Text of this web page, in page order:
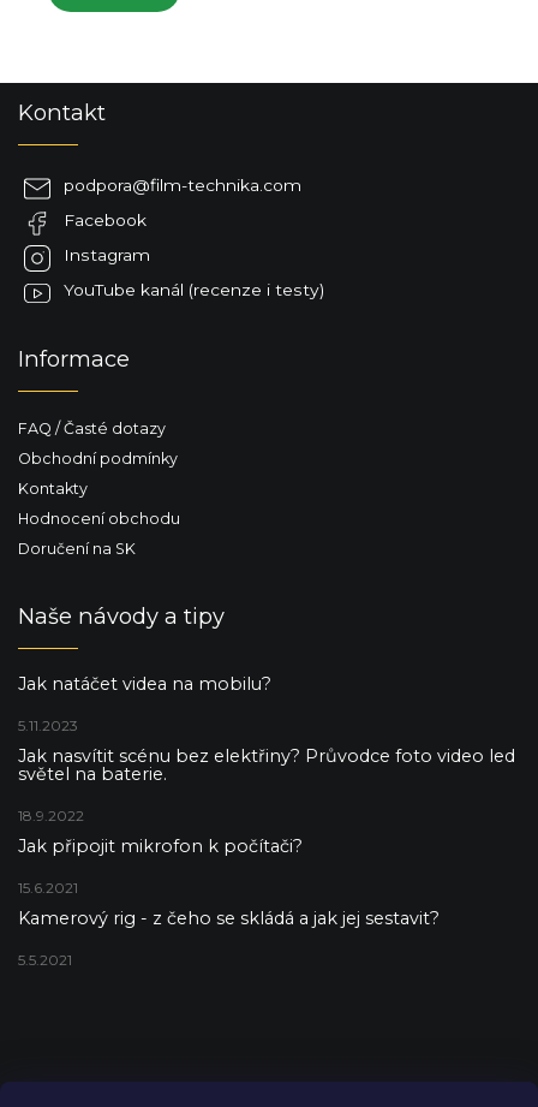
Kontakt
podpora@film-technika.com
Facebook
Instagram
YouTube kanál (recenze i testy)
Informace
FAQ / Časté dotazy
Obchodní podmínky
Kontakty
Hodnocení obchodu
Doručení na SK
Naše návody a tipy
Jak natáčet videa na mobilu?
5.11.2023
Jak nasvítit scénu bez elektřiny? Průvodce foto video led
světel na baterie.
18.9.2022
Jak připojit mikrofon k počítači?
15.6.2021
Kamerový rig - z čeho se skládá a jak jej sestavit?
5.5.2021